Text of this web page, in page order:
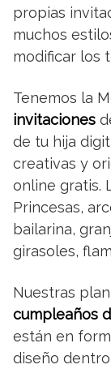
propias
muchos
modificar los
Tenemos la
invitaciones
de tu hija
creativas y
online gratis.
Princesas,
bailarina,
girasoles,
Nuestras
cumpleaños
están en
diseño